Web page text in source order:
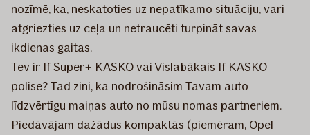
nozīmē, ka, neskatoties uz nepatīkamo situāciju, vari
atgriezties uz ceļa un netraucēti turpināt savas
ikdienas gaitas.
Tev ir If Super+ KASKO vai Vislabākais If KASKO
polise? Tad zini, ka nodrošināsim Tavam auto
līdzvērtīgu maiņas auto no mūsu nomas partneriem.
Piedāvājam dažādus kompaktās (piemēram, Opel